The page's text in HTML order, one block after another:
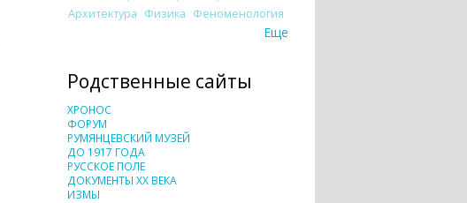
Архитектура Физика Феноменология
Еще
Родственные сайты
ХРОНОС
ФОРУМ
РУМЯНЦЕВСКИЙ МУЗЕЙ
ДО 1917 ГОДА
РУССКОЕ ПОЛЕ
ДОКУМЕНТЫ XX ВЕКА
ИЗМЫ